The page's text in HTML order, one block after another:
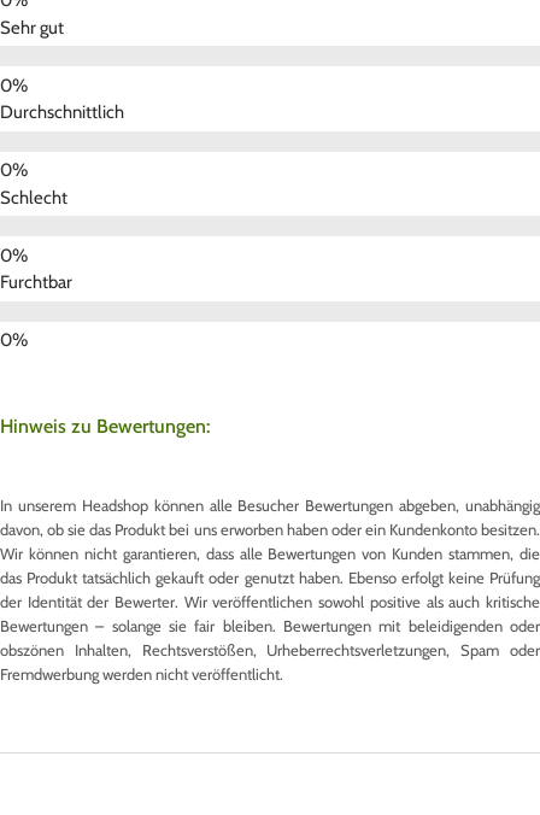
Sehr gut
Durchschnittlich
Schlecht
Furchtbar
Hinweis zu Bewertungen:
In unserem Headshop können alle Besucher Bewertungen abgeben, unabhängig
davon, ob sie das Produkt bei uns erworben haben oder ein Kundenkonto besitzen.
Wir können nicht garantieren, dass alle Bewertungen von Kunden stammen, die
das Produkt tatsächlich gekauft oder genutzt haben. Ebenso erfolgt keine Prüfung
der Identität der Bewerter. Wir veröffentlichen sowohl positive als auch kritische
Bewertungen – solange sie fair bleiben. Bewertungen mit beleidigenden oder
obszönen Inhalten, Rechtsverstößen, Urheberrechtsverletzungen, Spam oder
Fremdwerbung werden nicht veröffentlicht.